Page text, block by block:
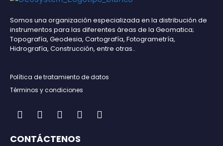
Somos una organización especializada en la distribución de
instrumentos para las diferentes áreas de la Geomatica;
Topografía, Geodesia, Cartografía, Fotogrametría,
Hidrografía, Construcción, entre otras..
Política de tratamiento de datos
Términos y condiciones
CONTÁCTENOS